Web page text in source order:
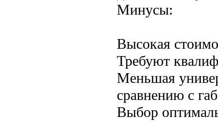
Минусы:
Высокая
Требуют
Меньшая
сравнению с
Выбор